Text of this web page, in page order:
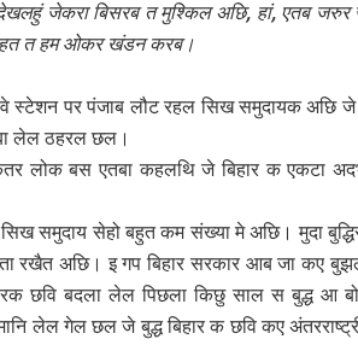
जेकरा बिसरब त मुश्किल अछि, हां, एतब जरुर
त हम ओकर खंडन करब।
स्टेशन पर पंजाब लौट रहल सिख समुदायक अछि जे
लेल ठहरल छल।
लोक बस एतबा कहलथि जे बिहार क एकटा
सिख समुदाय सेहो बहुत कम संख्या मे अछि। मुदा
रखैत अछि। इ गप बिहार सरकार आब जा कए
छवि बदला लेल पिछला किछु साल स बुद्ध आ
लेल गेल छल जे बुद्ध बिहार क छवि कए